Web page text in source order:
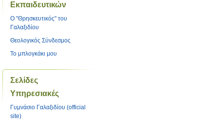
Εκπαιδευτικών
O "Θρησκευτικός" του
Γαλαξιδίου
Θεολογικός Σύνδεσμος
Το μπλογκάκι μου
Σελίδες
Υπηρεσιακές
Γυμνάσιο Γαλαξιδίου (official
site)